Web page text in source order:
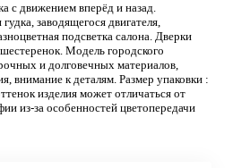
с движением вперёд и назад.
заводящегося двигателя,
подсветка салона. Дверки
Модель городского
и долговечных материалов,
внимание к деталям. Размер упаковки :
изделия может отличаться от
из-за особенностей цветопередачи